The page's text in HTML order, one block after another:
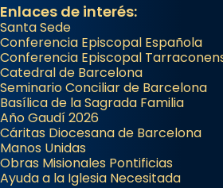
Enlaces de interés:
Santa Sede
Conferencia Episcopal Española
Conferencia Episcopal
Catedral de Barcelona
Seminario Conciliar de Barcelona
Basílica de la Sagrada Familia
Año Gaudí 2026
Cáritas Diocesana de Barcelona
Manos Unidas
Obras Misionales Pontificias
Ayuda a la Iglesia Necesitada